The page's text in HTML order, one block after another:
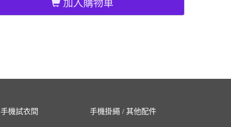
加入購物車
手機試衣間 手機掛繩 / 其他配件